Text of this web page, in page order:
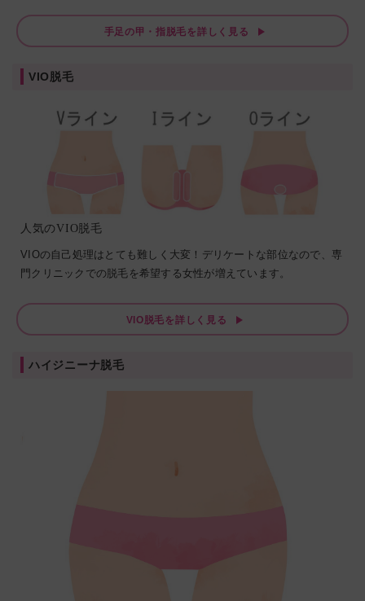
手足の甲・指脱毛を詳しく見る
VIO脱毛
人気のVIO脱毛
VIOの自己処理はとても難しく大変！デリケートな部位なので、専
門クリニックでの脱毛を希望する女性が増えています。
VIO脱毛を詳しく見る
ハイジニーナ脱毛